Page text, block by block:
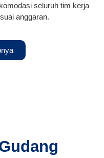
seluruh tim kerja
anggaran.